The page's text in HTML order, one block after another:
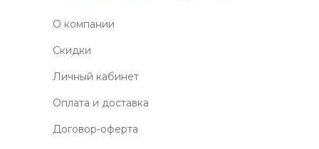
О компании
Скидки
Личный кабинет
Оплата и доставка
Договор-оферта